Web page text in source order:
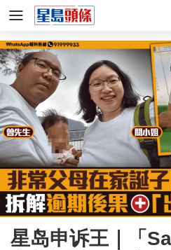
星岛申诉王｜「